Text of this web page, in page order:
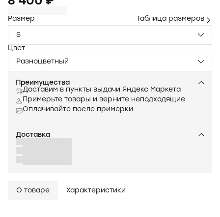
Размер
Таблица размеров
S
Цвет
Разноцветный
Преимущества
Доставим в пункты выдачи Яндекс Маркета
Примерьте товары и верните неподходящие
Оплачивайте после примерки
Доставка
О товаре Характеристики